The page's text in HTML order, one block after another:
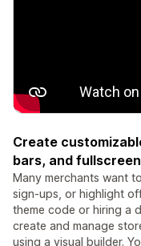
Create
bars, and
Many merchants want
sign-ups, or highlight
theme code or hiring a
create and manage
using a visual builder.